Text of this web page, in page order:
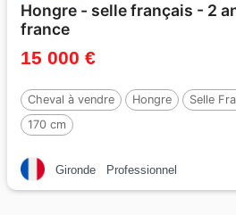
Hongre - selle français - 2
france
15 000 €
Cheval à vendre Hongre Selle
170 cm
Gironde Professionnel